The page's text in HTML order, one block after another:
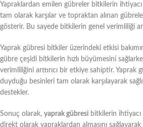
Yapraklardan emilen gübreler bitkilerin
tam olarak karşılar ve topraktan alınan
gösterir. Bu sayede bitkilerin genel verimliliği
Yaprak gübresi bitkiler üzerindeki etkisi
gübre çeşidi bitkilerin hızlı büyümesini
verimliliğini arttırıcı bir etkiye sahiptir. Yaprak
duyduğu besinleri tam olarak karşılayarak
destekler.
Sonuç olarak, yaprak gübresi bitkilerin
direkt olarak yapraklardan almasını sağlayarak